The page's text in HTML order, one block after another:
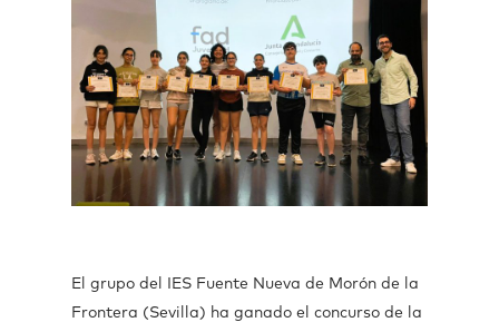
El grupo del IES Fuente Nueva de Morón de la
Frontera (Sevilla) ha ganado el concurso de la